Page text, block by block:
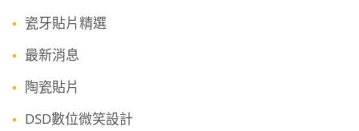
瓷牙貼片精選
最新消息
陶瓷貼片
DSD數位微笑設計